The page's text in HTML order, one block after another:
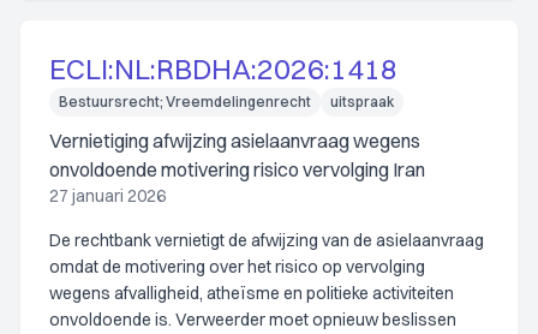
ECLI:NL:RBDHA:2026:1418
Bestuursrecht; Vreemdelingenrecht uitspraak
Vernietiging afwijzing asielaanvraag wegens
onvoldoende motivering risico vervolging Iran
27 januari 2026
De rechtbank vernietigt de afwijzing van de asielaanvraag
omdat de motivering over het risico op vervolging
wegens afvalligheid, atheïsme en politieke activiteiten
onvoldoende is. Verweerder moet opnieuw beslissen